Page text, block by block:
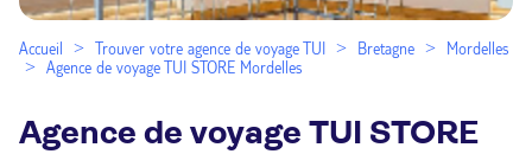
Accueil Trouver votre agence de voyage TUI Bretagne
Mordelles
Agence de voyage TUI STORE Mordelles
Agence de voyage TUI STORE